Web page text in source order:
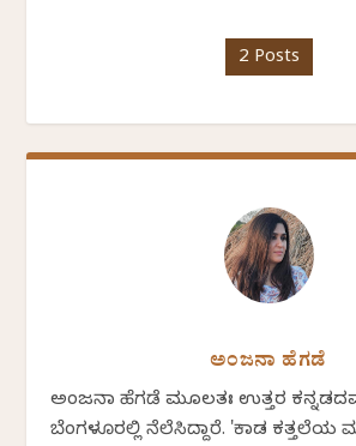
2 Posts
ಅಂಜನಾ ಹೆಗಡೆ
ಅಂಜನಾ ಹೆಗಡೆ ಮೂಲತಃ ಉತ್ತರ
ಬೆಂಗಳೂರಲ್ಲಿ ನೆಲೆಸಿದ್ದಾರೆ. 'ಕಾಡ